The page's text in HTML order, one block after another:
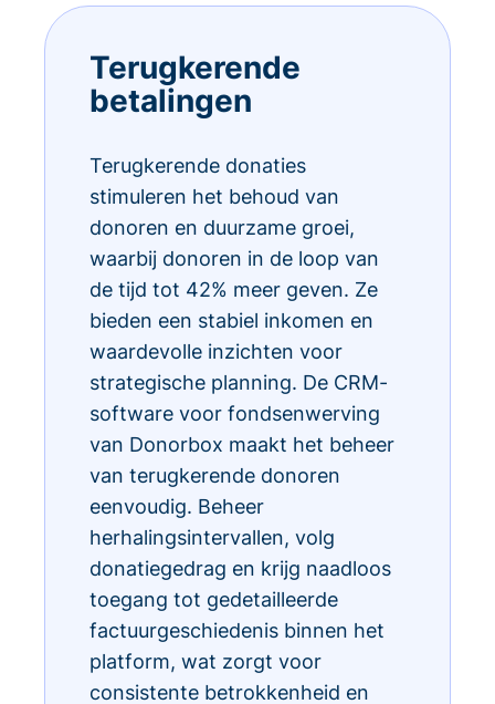
Terugkerende
betalingen
Terugkerende donaties
stimuleren het behoud van
donoren en duurzame groei,
waarbij donoren in de loop van
de tijd tot 42% meer geven. Ze
bieden een stabiel inkomen en
waardevolle inzichten voor
strategische planning. De CRM-
software voor fondsenwerving
van Donorbox maakt het beheer
van terugkerende donoren
eenvoudig. Beheer
herhalingsintervallen, volg
donatiegedrag en krijg naadloos
toegang tot gedetailleerde
factuurgeschiedenis binnen het
platform, wat zorgt voor
consistente betrokkenheid en